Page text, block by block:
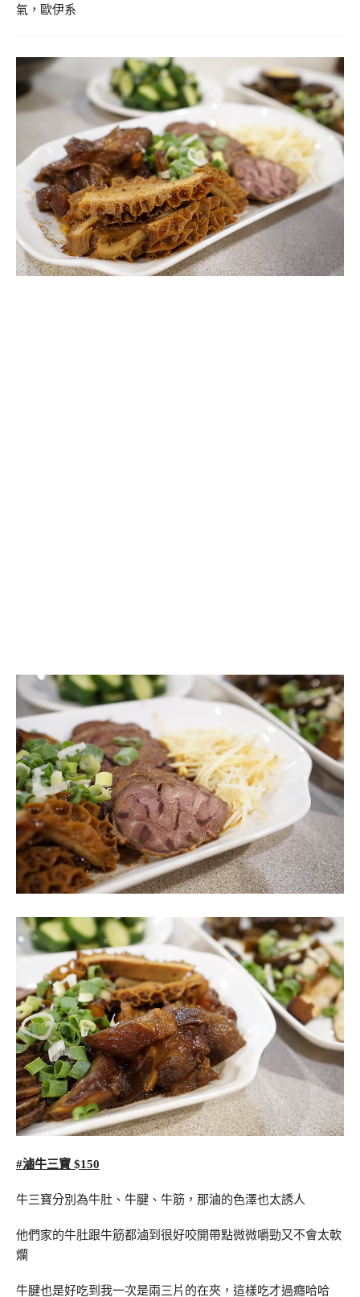
氣，歐伊系
#滷牛三寶 $150
牛三寶分別為牛肚、牛腱、牛筋，那滷的色澤也太誘人
他們家的牛肚跟牛筋都滷到很好咬開帶點微微嚼勁又不會太軟
爛
牛腱也是好吃到我一次是兩三片的在夾，這樣吃才過癮哈哈